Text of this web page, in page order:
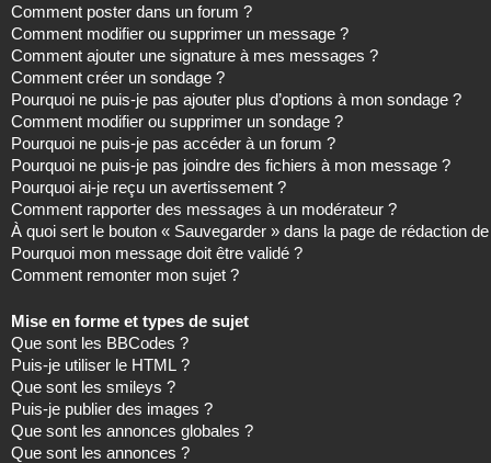
Comment poster dans un forum ?
Comment modifier ou supprimer un message ?
Comment ajouter une signature à mes messages ?
Comment créer un sondage ?
Pourquoi ne puis-je pas ajouter plus d’options à mon sondage ?
Comment modifier ou supprimer un sondage ?
Pourquoi ne puis-je pas accéder à un forum ?
Pourquoi ne puis-je pas joindre des fichiers à mon message ?
Pourquoi ai-je reçu un avertissement ?
Comment rapporter des messages à un modérateur ?
À quoi sert le bouton « Sauvegarder » dans la page de rédaction
Pourquoi mon message doit être validé ?
Comment remonter mon sujet ?
Mise en forme et types de sujet
Que sont les BBCodes ?
Puis-je utiliser le HTML ?
Que sont les smileys ?
Puis-je publier des images ?
Que sont les annonces globales ?
Que sont les annonces ?